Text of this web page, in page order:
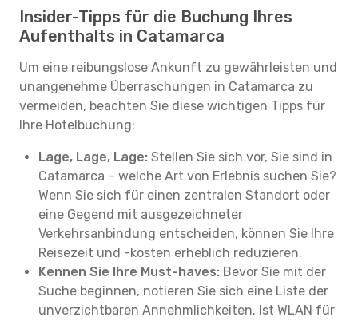
Insider-Tipps für die Buchung Ihres
Aufenthalts in Catamarca
Um eine reibungslose Ankunft zu gewährleisten und
unangenehme Überraschungen in Catamarca zu
vermeiden, beachten Sie diese wichtigen Tipps für
Ihre Hotelbuchung:
Lage, Lage, Lage: Stellen Sie sich vor, Sie sind in
Catamarca – welche Art von Erlebnis suchen Sie?
Wenn Sie sich für einen zentralen Standort oder
eine Gegend mit ausgezeichneter
Verkehrsanbindung entscheiden, können Sie Ihre
Reisezeit und -kosten erheblich reduzieren.
Kennen Sie Ihre Must-haves: Bevor Sie mit der
Suche beginnen, notieren Sie sich eine Liste der
unverzichtbaren Annehmlichkeiten. Ist WLAN für